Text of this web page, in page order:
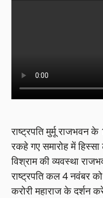
राष्ट्रपति मुर्मू राजभवन
रकहे गए समारोह में हिस्सा
विश्राम की व्यवस्था
राष्ट्रपति कल 4 नवंबर
करोरी महाराज के दर्शन